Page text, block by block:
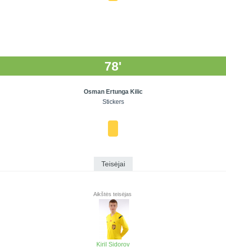
78'
Osman Ertunga Kilic
Stickers
Teisėjai
Aikštės teisėjas
Kiril Sidorov